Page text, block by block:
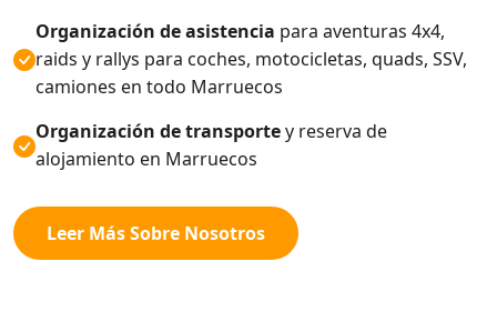
Organización de asistencia para aventuras 4x4,
raids y rallys para coches, motocicletas, quads, SSV,
camiones en todo Marruecos
Organización de transportey reserva de
alojamiento en Marruecos
Leer Más Sobre Nosotros